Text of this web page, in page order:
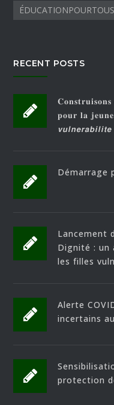
ÉDUCATIONPOURTOUS
RECENT POSTS
𝐩𝐨𝐮𝐫 𝐥𝐚
Démarrage
Lancement
Dignité : un
les filles
Alerte
incertains
protection